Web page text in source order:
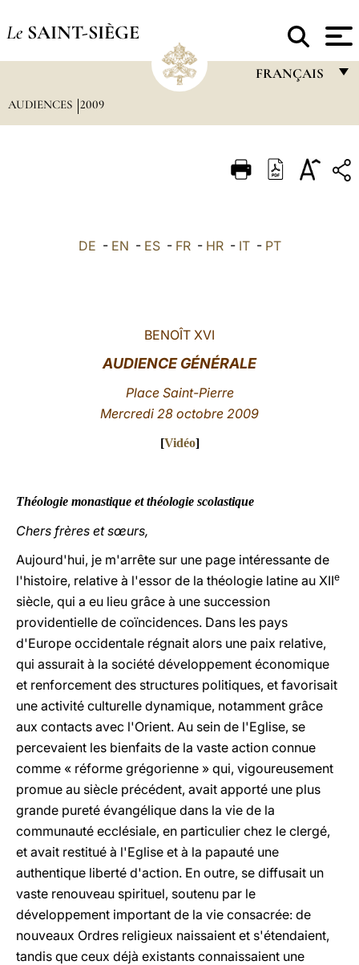
Le SAINT-SIÈGE
FRANÇAIS
ITALIANO
中文
AUDIENCES 2009
DE - EN - ES- FR- HR- IT- PT
BENOÎT XVI
AUDIENCE GÉNÉRALE
Place Saint-Pierre
Mercredi 28 octobre 2009
[Vidéo]
Théologie monastique et théologie scolastique
Chers frères et sœurs,
Aujourd'hui, je m'arrête sur une page intéressante de
l'histoire, relative à l'essor de la théologie latine au XIIe
siècle, qui a eu lieu grâce à une succession
providentielle de coïncidences. Dans les pays
d'Europe occidentale régnait alors une paix relative,
qui assurait à la société développement économique
et renforcement des structures politiques, et favorisait
une activité culturelle dynamique, notamment grâce
aux contacts avec l'Orient. Au sein de l'Eglise, se
percevaient les bienfaits de la vaste action connue
comme « réforme grégorienne » qui, vigoureusement
promue au siècle précédent, avait apporté une plus
grande pureté évangélique dans la vie de la
communauté ecclésiale, en particulier chez le clergé,
et avait restitué à l'Eglise et à la papauté une
authentique liberté d'action. En outre, se diffusait un
vaste renouveau spirituel, soutenu par le
développement important de la vie consacrée: de
nouveaux Ordres religieux naissaient et s'étendaient,
tandis que ceux déjà existants connaissaient une